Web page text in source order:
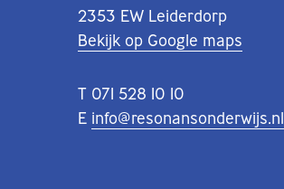
2353 EW Leiderdorp
Bekijk op Google maps
T 071 528 10 10
E info@resonansonderwijs.nl